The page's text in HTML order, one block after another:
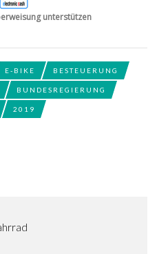
unterstützen
E-BIKE BESTEUERUNG
BUNDESREGIERUNG
2019